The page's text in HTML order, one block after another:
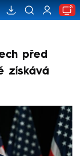
před
získává